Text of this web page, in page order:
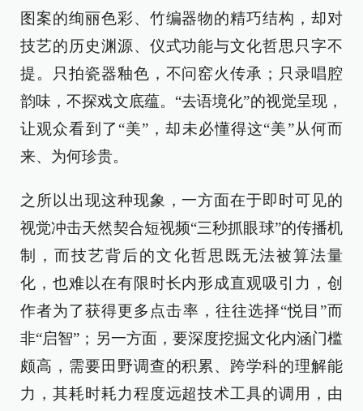
图案的绚丽色彩、竹编器物的精巧结构，却对
技艺的历史渊源、仪式功能与文化哲思只字不
提。只拍瓷器釉色，不问窑火传承；只录唱腔
韵味，不探戏文底蕴。“去语境化”的视觉呈现，
让观众看到了“美”，却未必懂得这“美”从何而
来、为何珍贵。
之所以出现这种现象，一方面在于即时可见的
视觉冲击天然契合短视频“三秒抓眼球”的传播机
制，而技艺背后的文化哲思既无法被算法量
化，也难以在有限时长内形成直观吸引力，创
作者为了获得更多点击率，往往选择“悦目”而
非“启智”；另一方面，要深度挖掘文化内涵门槛
颇高，需要田野调查的积累、跨学科的理解能
力，其耗时耗力程度远超技术工具的调用，由